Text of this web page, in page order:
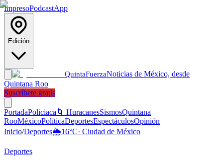
ImpresoPodcastApp
Edición
QuintaFuerzaNoticias de México, desde
Quintana Roo
Suscríbete gratis
PortadaPoliciaca 🌀 HuracanesSismosQuintana
RooMéxicoPolíticaDeportesEspectáculosOpinión
Inicio/Deportes🌦️16°C· Ciudad de México
Deportes